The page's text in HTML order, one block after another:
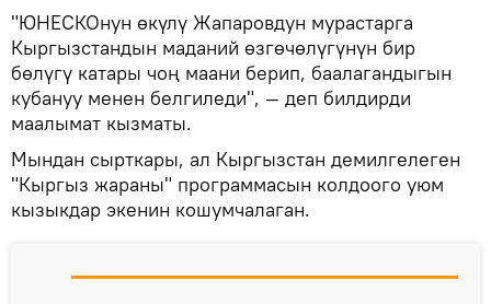
"ЮНЕСКОнун өкүлү Жапаровдун мурастарга
Кыргызстандын маданий өзгөчөлүгүнүн бир
бөлүгү катары чоң маани берип, баалагандыгын
кубануу менен белгиледи", — деп билдирди
маалымат кызматы.
Мындан сырткары, ал Кыргызстан демилгелеген
"Кыргыз жараны" программасын колдоого уюм
кызыкдар экенин кошумчалаган.